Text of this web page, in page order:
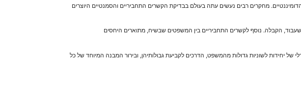
מחקרים רבים נעשים עתה בעולם בבדיקת הקשרים התחביריים והסמנטיים היוצרים
הקבלה. נוסף לקשרים התחביריים בין המשפטים שבשיח, מתוארים היחסים
של יחידות לשוניות גדולות מהמשפט, הדרכים לקביעת גבולותיהן, ובירור המבנה המיוחד של כל